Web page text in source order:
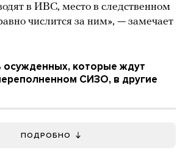
в ИВС, место в следственном
числится за ним», — замечает
осужденных, которые ждут
СИЗО, в другие
ПОДРОБНО